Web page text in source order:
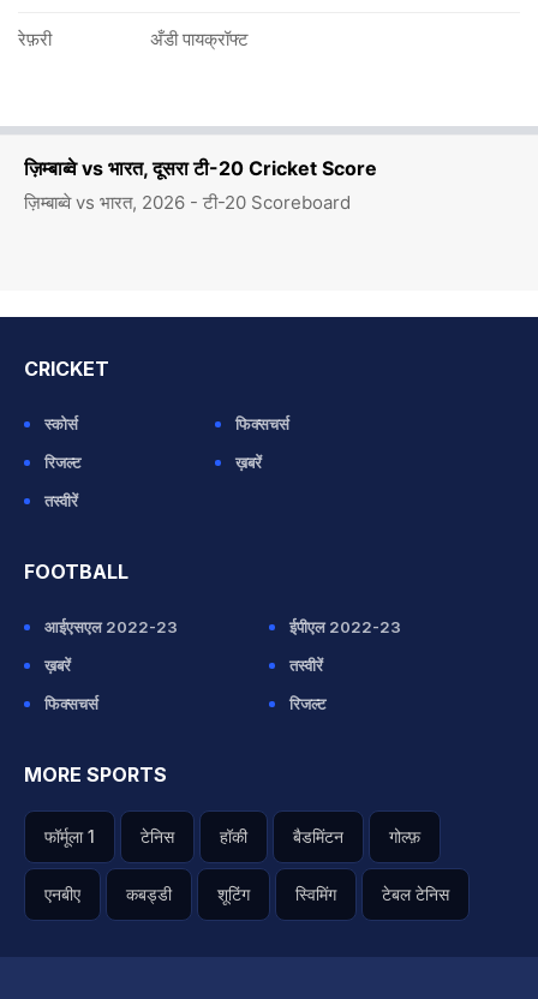
ज़िम्बाब्वे vs भारत, दूसरा टी-20 Cricket Score
ज़िम्बाब्वे vs भारत, 2026 - टी-20 Scoreboard
रेफ़री अँडी पायक्रॉफ्ट
CRICKET
स्कोर्स
फिक्सचर्स
रिजल्ट
ख़बरें
तस्वीरें
FOOTBALL
आईएसएल 2022-23
ईपीएल 2022-23
ख़बरें
तस्वीरें
फिक्सचर्स
रिजल्ट
MORE SPORTS
फॉर्मूला 1 टेनिस हॉकी बैडमिंटन गोल्फ़
एनबीए कबड्डी शूटिंग स्विमिंग टेबल टेनिस